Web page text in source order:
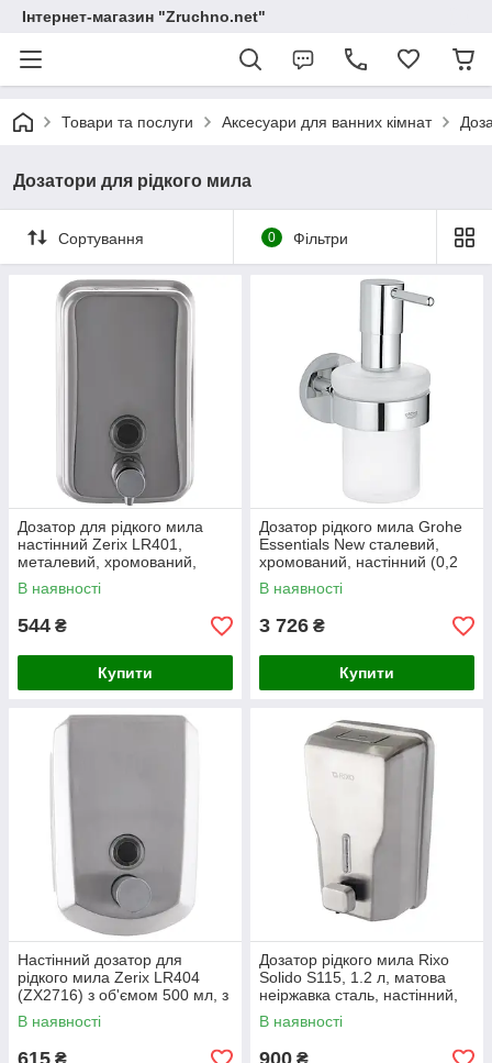
Інтернет-магазин "Zruchno.net"
Товари та послуги Аксесуари для ванних кімнат
Дозатори для рідкого мила
Сортування 0 Фільтри
Дозатор для рідкого мила
настінний Zerix LR401,
металевий, хромований,
об’єм 0.5 л, Чехія (ZX2714)
В наявності
544 ₴
Купити
Дозатор рідкого мила Grohe
Essentials New сталевий,
хромований, настінний (0,2
л) (40448001)
В наявності
3 726 ₴
Купити
Настінний дозатор для
рідкого мила Zerix LR404
(ZX2716) з об'ємом 500 мл, з
нержавіючої та хромованої
сталі
В наявності
615 ₴
Дозатор рідкого мила Rixo
Solido S115, 1.2 л, матова
неіржавка сталь, настінний,
Італія
В наявності
900 ₴